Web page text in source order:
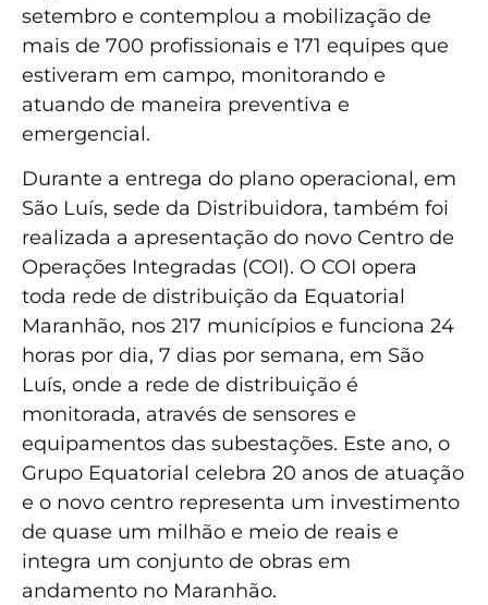
setembro e contemplou a mobilização de
mais de 700 profissionais e 171 equipes que
estiveram em campo, monitorando e
atuando de maneira preventiva e
emergencial.
Durante a entrega do plano operacional, em
São Luís, sede da Distribuidora, também foi
realizada a apresentação do novo Centro de
Operações Integradas (COI). O COI opera
toda rede de distribuição da Equatorial
Maranhão, nos 217 municípios e funciona 24
horas por dia, 7 dias por semana, em São
Luís, onde a rede de distribuição é
monitorada, através de sensores e
equipamentos das subestações. Este ano, o
Grupo Equatorial celebra 20 anos de atuação
e o novo centro representa um investimento
de quase um milhão e meio de reais e
integra um conjunto de obras em
andamento no Maranhão.